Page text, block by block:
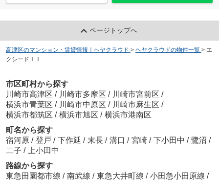
ページトップへ
高津区のマンション・賃貸情報｜ヘヤクラウド > ヘヤクラウドの物件一覧 > エ
クシードＩＩ
市区町村から探す
川崎市高津区 / 川崎市多摩区 / 川崎市宮前区 /
横浜市青葉区 / 川崎市中原区 / 川崎市麻生区 /
横浜市都筑区 / 横浜市旭区 / 横浜市港南区
町名から探す
宿河原 / 登戸 / 下作延 / 末長 / 溝口 / 宮崎 / 下小田中 / 鷺沼 /
二子 / 上小田中
路線から探す
東急田園都市線 / 南武線 / 東急大井町線 / 小田急小田原線 /